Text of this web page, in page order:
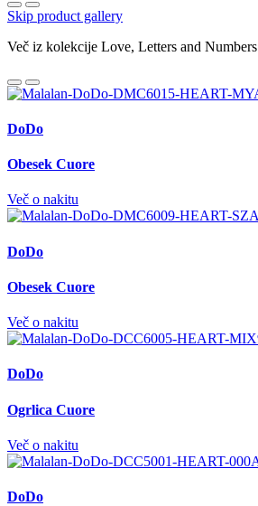
Skip product gallery
Več iz kolekcije Love, Letters and Numbers
DoDo
Obesek Cuore
Več o nakitu
DoDo
Obesek Cuore
Več o nakitu
DoDo
Ogrlica Cuore
Več o nakitu
DoDo